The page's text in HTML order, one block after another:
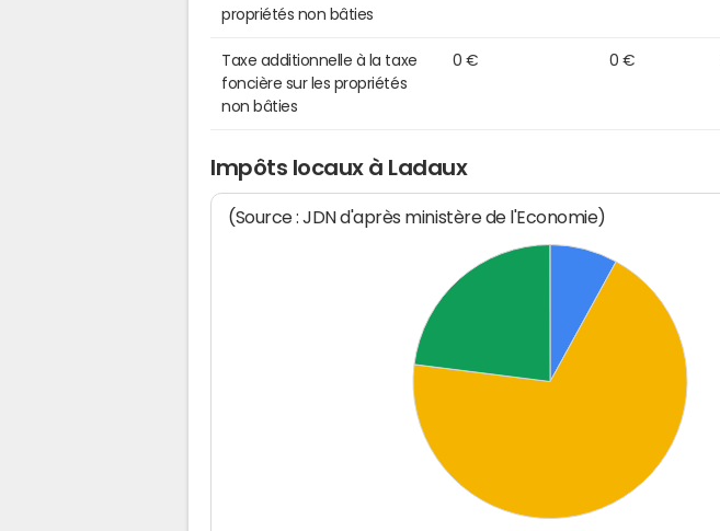
propriétés non bâties
Taxe additionnelle à la taxe
foncière sur les propriétés
non bâties
0 € 0 €
Impôts locaux à Ladaux
(Source : JDN d'après ministère de l'Economie)